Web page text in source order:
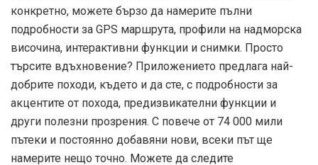
конкретно, можете бързо да намерите пълни
подробности за GPS маршрута, профили на надморска
височина, интерактивни функции и снимки. Просто
търсите вдъхновение? Приложението предлага най-
добрите походи, където и да сте, с подробности за
акцентите от похода, предизвикателни функции и
други полезни прозрения. С повече от 74 000 мили
пътеки и постоянно добавяни нови, всеки път ще
намерите нещо точно. Можете да следите